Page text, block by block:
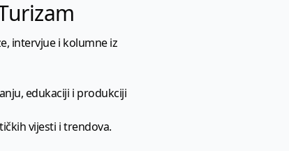
intervjue i kolumne iz
edukaciji i produkciji
vijesti i trendova.